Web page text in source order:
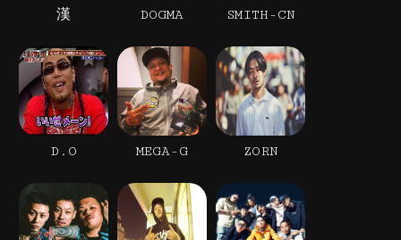
漢 DOGMA SMITH-CN
D.O MEGA-G ZORN